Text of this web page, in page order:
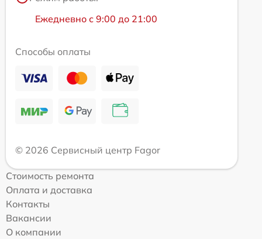
Ежедневно с 9:00 до 21:00
Способы оплаты
© 2026 Сервисный центр Fagor
Стоимость ремонта
Оплата и доставка
Контакты
Вакансии
О компании